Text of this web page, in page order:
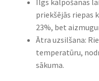
priekšējās riepas
23%, bet
Ātra uzsilšana:
temperatūru,
sākuma.